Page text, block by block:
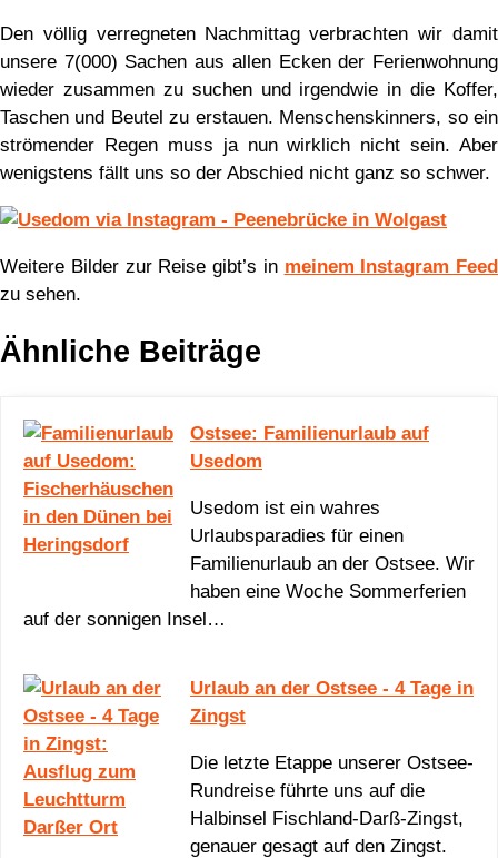
Den völlig verregneten Nachmittag verbrachten wir damit
unsere 7(000) Sachen aus allen Ecken der Ferienwohnung
wieder zusammen zu suchen und irgendwie in die Koffer,
Taschen und Beutel zu erstauen. Menschenskinners, so ein
strömender Regen muss ja nun wirklich nicht sein. Aber
wenigstens fällt uns so der Abschied nicht ganz so schwer.
Weitere Bilder zur Reise gibt’s in meinem Instagram Feed
zu sehen.
Ähnliche Beiträge
Ostsee: Familienurlaub auf
Usedom
Usedom ist ein wahres
Urlaubsparadies für einen
Familienurlaub an der Ostsee. Wir
haben eine Woche Sommerferien
auf der sonnigen Insel…
Urlaub an der Ostsee - 4 Tage in
Zingst
Die letzte Etappe unserer Ostsee-
Rundreise führte uns auf die
Halbinsel Fischland-Darß-Zingst,
genauer gesagt auf den Zingst.